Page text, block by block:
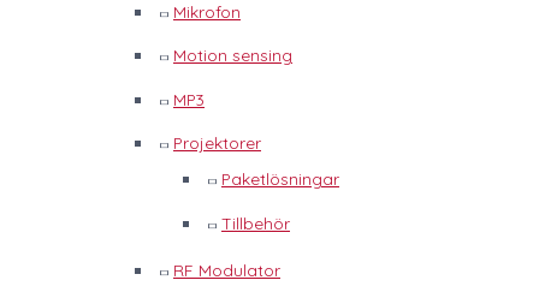
Mikrofon
Motion sensing
MP3
Projektorer
Paketlösningar
Tillbehör
RF Modulator